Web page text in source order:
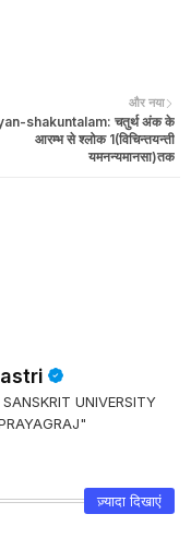
और नया
shakuntalam: चतुर्थ अंक के
आरम्भ से श्लोक 1(विचिन्तयन्ती
यमनन्यमानसा)तक
UNIVERSITY
ज़्यादा दिखाएं